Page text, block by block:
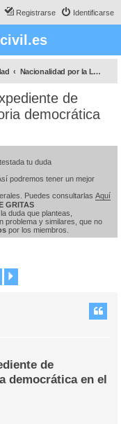
Identificarse
Registrarse
Nacionalidad por la Ley de Memoria DEMOCRÁTICA
de
democrática
tu duda
podremos tener un mejor
Puedes consultarlas Aquí
GRITAS
duda que planteas,
problema y similares, que no
por los miembros.
de
democrática en el